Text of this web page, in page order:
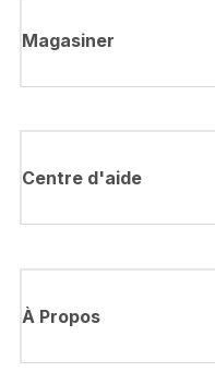
Magasiner
Centre d'aide
À Propos